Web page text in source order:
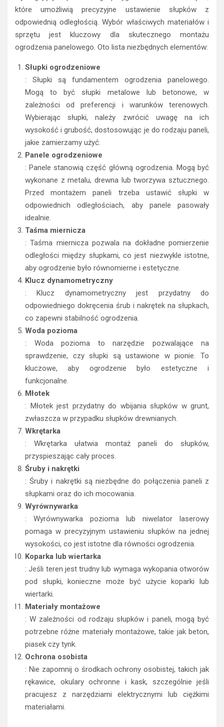
które umożliwią precyzyjne ustawienie słupków z
odpowiednią odległością. Wybór właściwych materiałów i
sprzętu jest kluczowy dla skutecznego montażu
ogrodzenia panelowego. Oto lista niezbędnych elementów:
Słupki ogrodzeniowe
: Słupki są fundamentem ogrodzenia panelowego.
Mogą to być słupki metalowe lub betonowe, w
zależności od preferencji i warunków terenowych.
Wybierając słupki, należy zwrócić uwagę na ich
wysokość i grubość, dostosowując je do rodzaju paneli,
jakie zamierzamy użyć.
Panele ogrodzeniowe
: Panele stanowią część główną ogrodzenia. Mogą być
wykonane z metalu, drewna lub tworzywa sztucznego.
Przed montażem paneli trzeba ustawić słupki w
odpowiednich odległościach, aby panele pasowały
idealnie.
Taśma miernicza
: Taśma miernicza pozwala na dokładne pomierzenie
odległości między słupkami, co jest niezwykle istotne,
aby ogrodzenie było równomierne i estetyczne.
Klucz dynamometryczny
: Klucz dynamometryczny jest przydatny do
odpowiedniego dokręcenia śrub i nakrętek na słupkach,
co zapewni stabilność ogrodzenia.
Woda pozioma
: Woda pozioma to narzędzie pozwalające na
sprawdzenie, czy słupki są ustawione w pionie. To
kluczowe, aby ogrodzenie było estetyczne i
funkcjonalne.
Młotek
: Młotek jest przydatny do wbijania słupków w grunt,
zwłaszcza w przypadku słupków drewnianych.
Wkrętarka
: Wkrętarka ułatwia montaż paneli do słupków,
przyspieszając cały proces.
Śruby i nakrętki
: Śruby i nakrętki są niezbędne do połączenia paneli z
słupkami oraz do ich mocowania.
Wyrównywarka
: Wyrównywarka pozioma lub niwelator laserowy
pomaga w precyzyjnym ustawieniu słupków na jednej
wysokości, co jest istotne dla równości ogrodzenia.
Koparka lub wiertarka
: Jeśli teren jest trudny lub wymaga wykopania otworów
pod słupki, konieczne może być użycie koparki lub
wiertarki.
Materiały montażowe
: W zależności od rodzaju słupków i paneli, mogą być
potrzebne różne materiały montażowe, takie jak beton,
piasek czy tynk.
Ochrona osobista
: Nie zapomnij o środkach ochrony osobistej, takich jak
rękawice, okulary ochronne i kask, szczególnie jeśli
pracujesz z narzędziami elektrycznymi lub ciężkimi
materiałami.